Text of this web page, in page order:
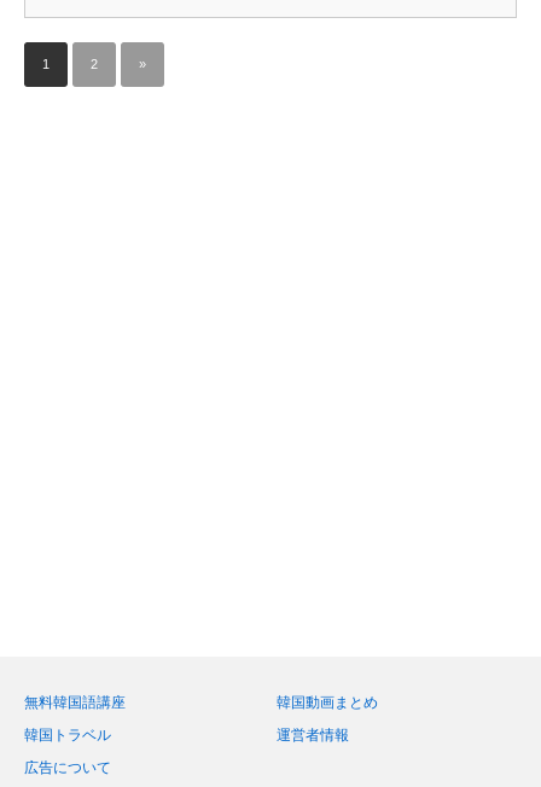
1 2 »
無料韓国語講座
韓国動画まとめ
韓国トラベル
運営者情報
広告について